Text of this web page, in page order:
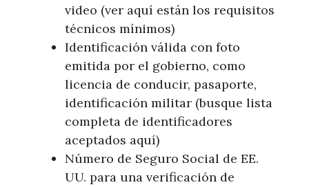
video (ver aquí están los requisitos
técnicos mínimos)
Identificación válida con foto
emitida por el gobierno, como
licencia de conducir, pasaporte,
identificación militar (busque lista
completa de identificadores
aceptados aquí)
Número de Seguro Social de EE.
UU. para una verificación de